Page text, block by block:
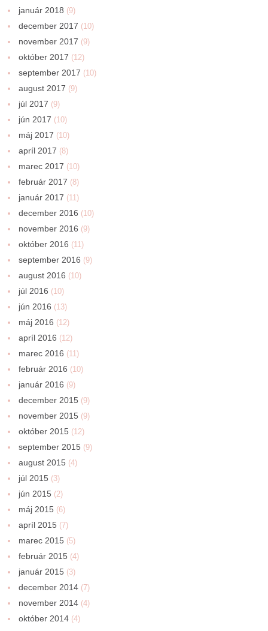
január 2018 (9)
december 2017 (10)
november 2017 (9)
október 2017 (12)
september 2017 (10)
august 2017 (9)
júl 2017 (9)
jún 2017 (10)
máj 2017 (10)
apríl 2017 (8)
marec 2017 (10)
február 2017 (8)
január 2017 (11)
december 2016 (10)
november 2016 (9)
október 2016 (11)
september 2016 (9)
august 2016 (10)
júl 2016 (10)
jún 2016 (13)
máj 2016 (12)
apríl 2016 (12)
marec 2016 (11)
február 2016 (10)
január 2016 (9)
december 2015 (9)
november 2015 (9)
október 2015 (12)
september 2015 (9)
august 2015 (4)
júl 2015 (3)
jún 2015 (2)
máj 2015 (6)
apríl 2015 (7)
marec 2015 (5)
február 2015 (4)
január 2015 (3)
december 2014 (7)
november 2014 (4)
október 2014 (4)